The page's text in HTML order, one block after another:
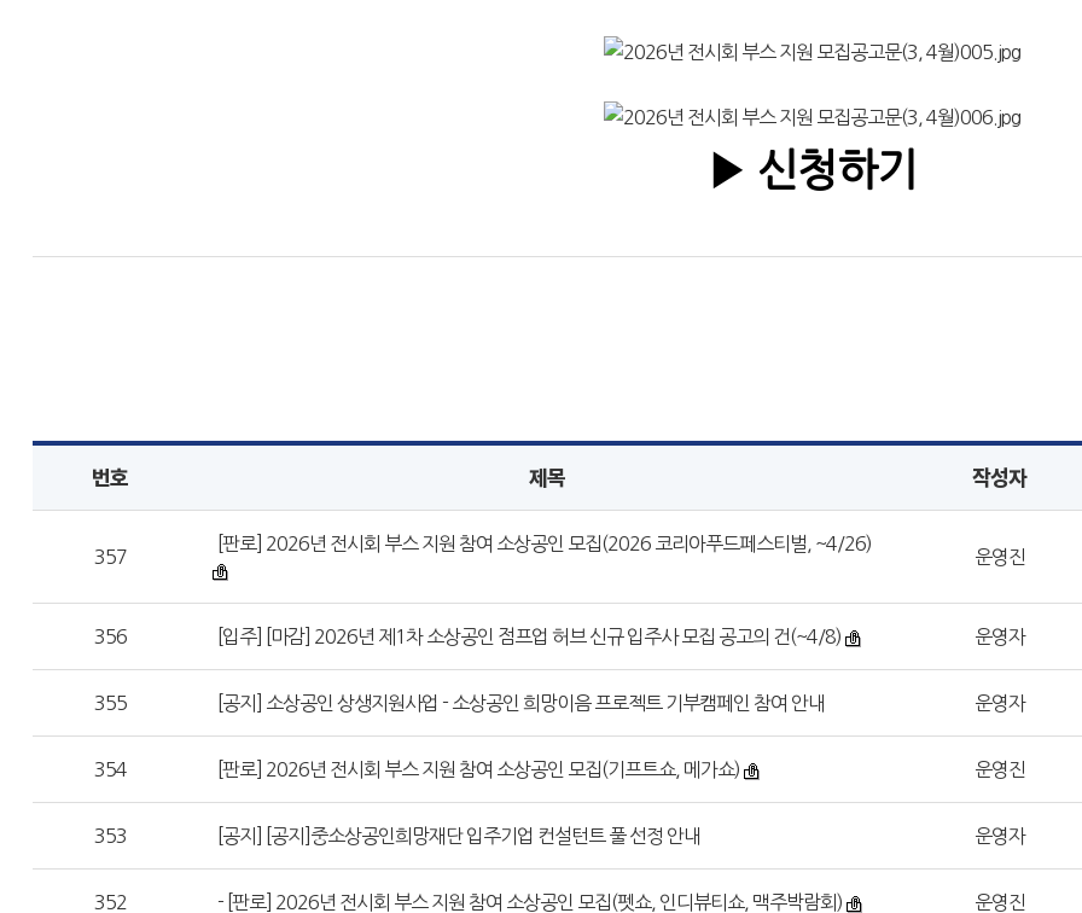
▶ 신청하기
번호 제목 작성자
357
[판로] 2026년 전시회 부스 지원 참여 소상공인 모집(2026 코리아푸드페스티벌, ~4/26)
운영진
356 [입주] [마감] 2026년 제1차 소상공인 점프업 허브 신규 입주사 모집 공고의 건(~4/8) 운영자
355 [공지] 소상공인 상생지원사업 - 소상공인 희망이음 프로젝트 기부캠페인 참여 안내 운영자
354 [판로] 2026년 전시회 부스 지원 참여 소상공인 모집(기프트쇼, 메가쇼) 운영진
353 [공지] [공지]중소상공인희망재단 입주기업 컨설턴트 풀 선정 안내 운영자
352 - [판로] 2026년 전시회 부스 지원 참여 소상공인 모집(펫쇼, 인디뷰티쇼, 맥주박람회) 운영진